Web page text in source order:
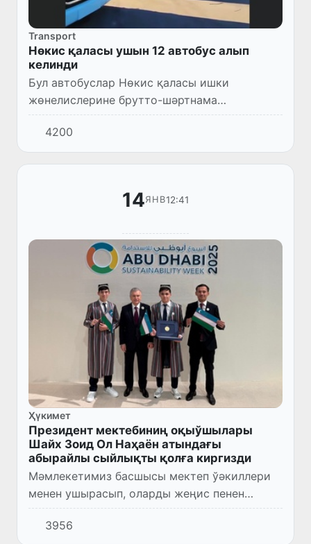
Transport
Нөкис қаласы ушын 12 автобус алып
келинди
Бул автобуслар Нөкис қаласы ишки
жөнелислерине брутто-шәртнама
тийкарында жайластырылады.
4200
14ЯНВ12:41
Ҳүкимет
Президент мектебиниң оқыўшылары
Шайх Зоид Ол Наҳаён атындағы
абырайлы сыйлықты қолға киргизди
Мәмлекетимиз басшысы мектеп ўәкиллери
менен ушырасып, оларды жеңис пенен
қызғын қутлықлады.
3956